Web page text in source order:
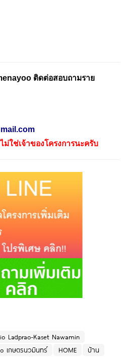
ติดต่อสอบถามราย
ม่ใช่เจ้าของโครงการนะครับ
Ladprao-Kaset Nawamin
เกษตรนวมินทร์ HOME
บ้าน